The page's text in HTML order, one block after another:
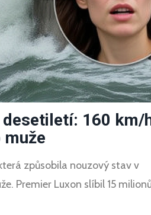
desetiletí: 160 km/
způsobila nouzový stav v
Premier Luxon slíbil 15